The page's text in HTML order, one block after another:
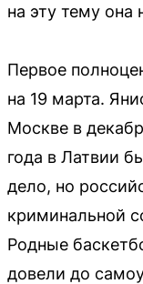
на эту тему она
Первое
на 19 марта.
Москве в
года в Латвии
дело, но
криминальной
Родные
довели до